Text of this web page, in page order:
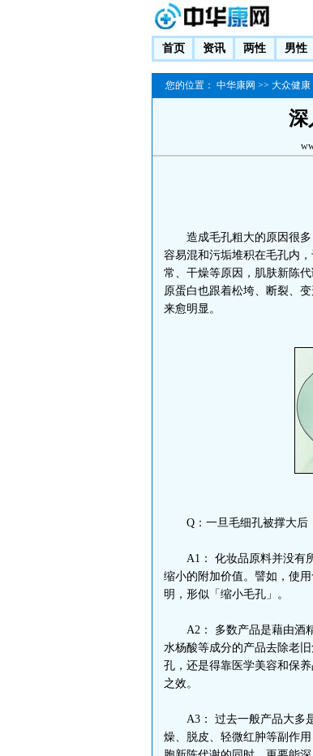
首页 资讯 两性 男性
您的位置： 中华康网 >> 大众健康
深
造成毛孔粗大的原因很多
容易混和污垢堆积在毛孔内
常、干燥等原因，肌肤新陈
原蛋白也跟着松垮、断裂、
来愈明显。
Q：一旦毛细孔被撑大后，
A1： 化妆品原料并没有所
缩小的附加价值。譬如，使
明，形似「缩小毛孔」。
A2： 多数产品是藉由酒精
水杨酸等成分的产品去除老
孔，还是得靠医学美容和保
之效。
A3： 过去一般产品大多是
燥、脱皮、轻微红肿等副作